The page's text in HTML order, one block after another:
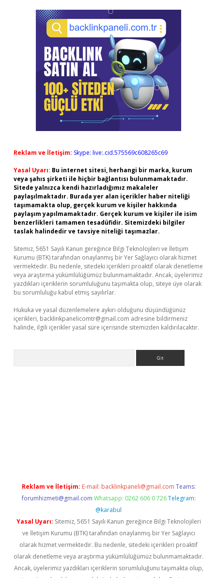
Reklam ve İletişim: Skype: live:.cid.575569c608265c69
Yasal Uyarı: Bu internet sitesi, herhangi bir marka, kurum
veya şahıs şirketi ile hiçbir bağlantısı bulunmamaktadır.
Sitede yalnızca kendi hazırladığımız makaleler
paylaşılmaktadır. Burada yer alan içerikler haber niteliği
taşımamakta olup, gerçek kurum ve kişiler hakkında
paylaşım yapılmamaktadır. Gerçek kurum ve kişiler ile isim
benzerlikleri tamamen tesadüfidir. Sitemizdeki bilgiler
taslak halindedir ve tavsiye niteliği taşımazlar.
Sitemiz, 5651 Sayılı Kanun gereğince Bilgi Teknolojileri ve İletişim
Kurumu (BTK) tarafından onaylanmış bir Yer Sağlayıcı olarak hizmet
vermektedir. Bu nedenle, sitedeki içerikleri proaktif olarak denetleme
veya araştırma yükümlülüğümüz bulunmamaktadır. Ancak, üyelerimiz
yazdıkları içeriklerin sorumluluğunu taşımakta olup, siteye üye olarak
bu sorumluluğu kabul etmiş sayılırlar.
Hukuka ve yasal düzenlemelere aykırı olduğunu düşündüğünüz
içerikleri, backlinkpanelicomtr@gmail.com adresine bildirmeniz
halinde, ilgili içerikler yasal süre içerisinde sitemizden kaldırılacaktır.
Reklam ve İletişim: E-mail: backlinkpaneli@gmail.com Teams:
forumhizmeti@gmail.com Whatsapp: 0262 606 0 726 Telegram:
@karabul
Yasal Uyarı: Sitemiz, 5651 Sayılı Kanun gereğince Bilgi Teknolojileri
ve İletişim Kurumu (BTK) tarafından onaylanmış bir Yer Sağlayıcı
olarak hizmet vermektedir. Bu nedenle, sitedeki içerikleri proaktif
olarak denetleme veya araştırma yükümlülüğümüz bulunmamaktadır.
Ancak, üyelerimiz yazdıkları içeriklerin sorumluluğunu taşımakta olup,